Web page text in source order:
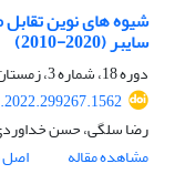
شیوه های نوین
سایبر (2020-2010)
دوره 18، شماره 3، زمستان 1400، صفحه
رضا سلگی، حسن
مشاهده مقاله
اصل